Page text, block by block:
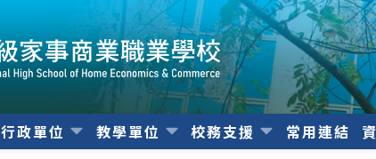
行政單位 教學單位 校務支援 常用連結